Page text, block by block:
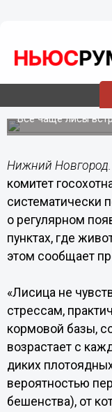
Все чаще лисы
Нижний Новгород.
комитет
систематически
о регулярном
пунктах, где
этом сообщает
«Лисица не
стрессам,
кормовой базы,
возрастает с
диких
вероятностью
бешенства), от